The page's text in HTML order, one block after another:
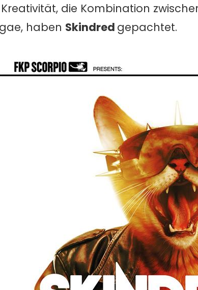
die Kombination
haben Skindred gepachtet.